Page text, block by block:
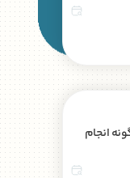
انجام